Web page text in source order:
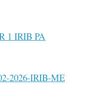
1 IRIB PA
2026-IRIB-ME